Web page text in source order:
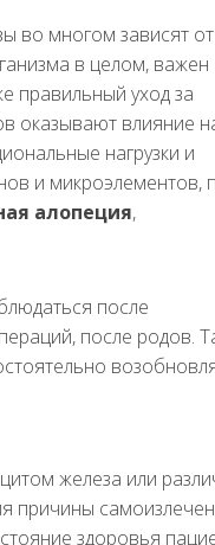
во многом зависят от
в целом, важен
правильный уход за
оказывают влияние
нагрузки и
и микроэлементов,
алопеция,
после
после родов.
железа или
причины
здоровья